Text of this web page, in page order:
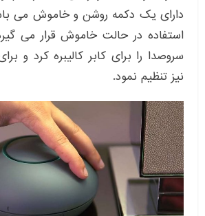
دارای یک دکمه روشن و خاموش می
استفاده در حالت خاموش قرار می
سروصدا را برای کابر کالیبره کرد و
نیز تنظیم نمود.